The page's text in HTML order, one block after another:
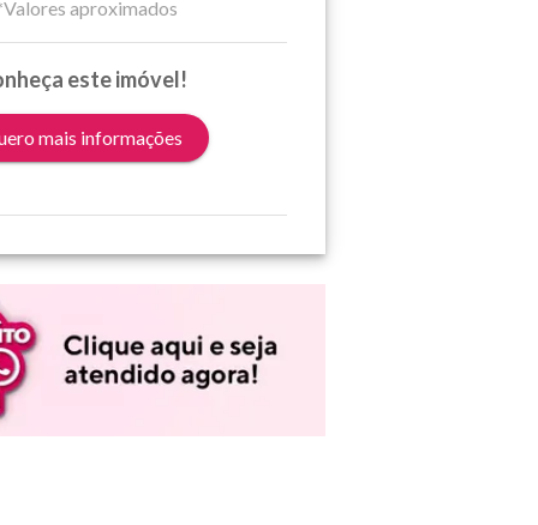
aproximados
este imóvel!
mais informações